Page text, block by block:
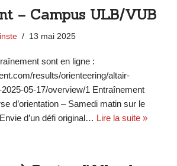
– Campus ULB/VUB
13 mai 2025
sont en ligne :
results/orienteering/altair-
05-17/overview/1 Entraînement
d’orientation – Samedi matin sur le
d’un défi original… Lire la suite »